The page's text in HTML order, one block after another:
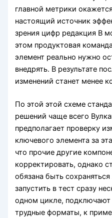
главной метрики
настоящий источник
зрения цифр редакция B
этом продуктовая
элемент реально нужно
внедрять. В результате
изменений станет менее
По этой этой схеме
решений чаще всего
предполагает проверку
ключевого элемента за
что прочие другие
корректировать, однако
обязана быть
запустить в тест сразу
одном цикле,
трудные форматы, к